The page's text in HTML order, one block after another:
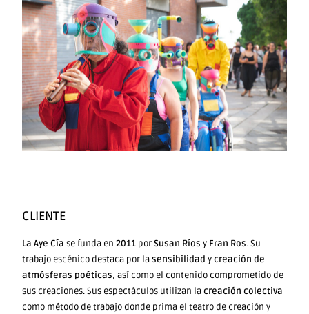
CLIENTE
La Aye Cía se funda en2011 porSusan Ríos y Fran Ros. Su
trabajo escénico destaca por lasensibilidad ycreación de
atmósferas poéticas, así como el contenido comprometido de
sus creaciones. Sus espectáculos utilizan lacreación colectiva
como método de trabajo donde prima el teatro de creación y